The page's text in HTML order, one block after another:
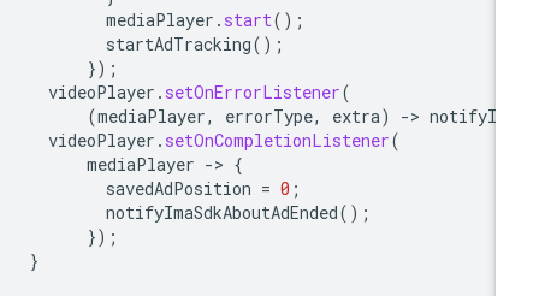
mediaPlayer.start
startAdTracking
videoPlayer.setOnErrorListener
(mediaPlayer, errorType, extra) ->
videoPlayer.setOnCompletionListener
mediaPlayer -
savedAdPosition
=
notifyImaSdkAboutAdEnded